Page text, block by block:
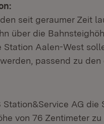
seit geraumer Zeit
über die
Station Aalen-West
passend zu den
Station&Service AG
von 76 Zentimeter